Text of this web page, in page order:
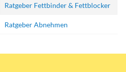
Ratgeber Fettbinder & Fettblocker
Ratgeber Abnehmen